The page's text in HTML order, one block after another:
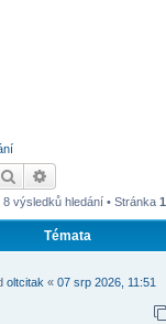
Hledat
8 výsledků hledání • Stránka 1
Témata
oltcitak « 07 srp 2026, 11:51